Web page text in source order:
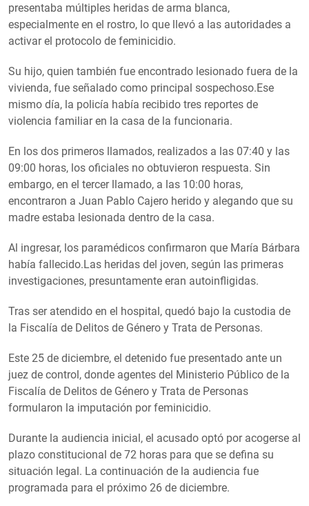
presentaba múltiples heridas de arma blanca,
especialmente en el rostro, lo que llevó a las autoridades a
activar el protocolo de feminicidio.
Su hijo, quien también fue encontrado lesionado fuera de la
vivienda, fue señalado como principal sospechoso.Ese
mismo día, la policía había recibido tres reportes de
violencia familiar en la casa de la funcionaria.
En los dos primeros llamados, realizados a las 07:40 y las
09:00 horas, los oficiales no obtuvieron respuesta. Sin
embargo, en el tercer llamado, a las 10:00 horas,
encontraron a Juan Pablo Cajero herido y alegando que su
madre estaba lesionada dentro de la casa.
Al ingresar, los paramédicos confirmaron que María Bárbara
había fallecido.Las heridas del joven, según las primeras
investigaciones, presuntamente eran autoinfligidas.
Tras ser atendido en el hospital, quedó bajo la custodia de
la Fiscalía de Delitos de Género y Trata de Personas.
Este 25 de diciembre, el detenido fue presentado ante un
juez de control, donde agentes del Ministerio Público de la
Fiscalía de Delitos de Género y Trata de Personas
formularon la imputación por feminicidio.
Durante la audiencia inicial, el acusado optó por acogerse al
plazo constitucional de 72 horas para que se defina su
situación legal. La continuación de la audiencia fue
programada para el próximo 26 de diciembre.